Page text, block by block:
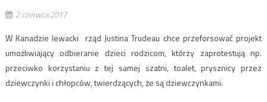
2 czerwca 2017
W Kanadzie lewacki rząd Justina Trudeau chce przeforsować projekt
umożliwiający odbieranie dzieci rodzicom, którzy zaprotestują np.
przeciwko korzystaniu z tej samej szatni, toalet, prysznicy przez
dziewczynki i chłopców, twierdzących, że są dziewczynkami.